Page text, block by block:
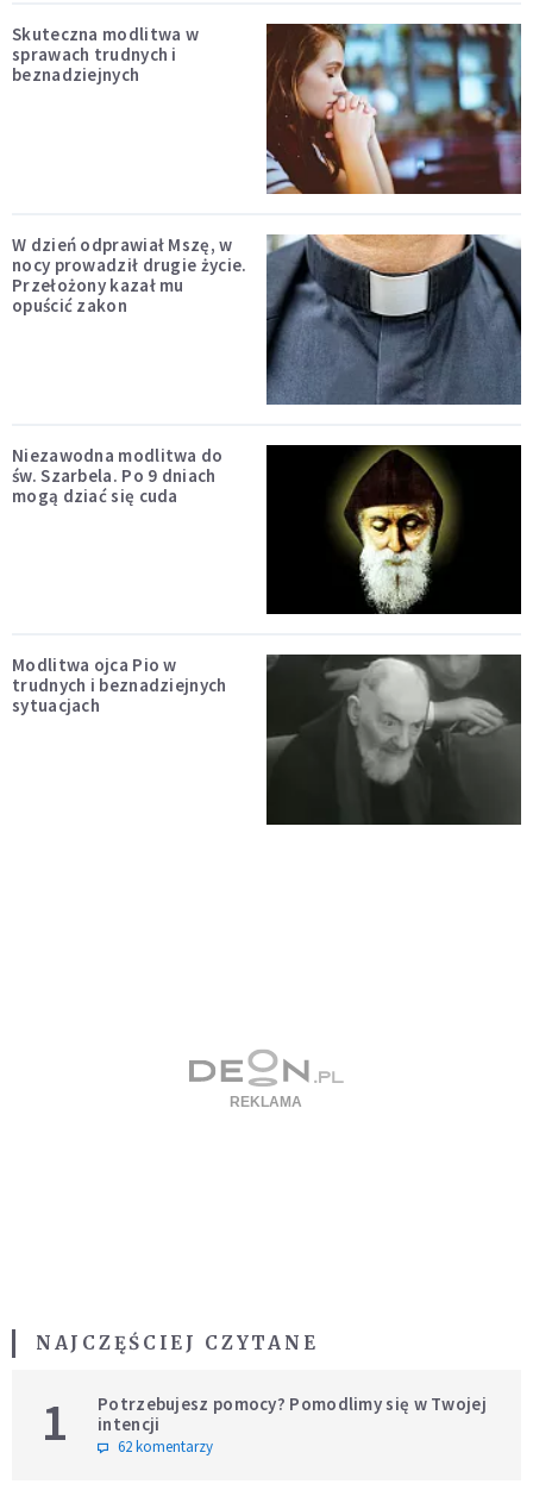
Skuteczna modlitwa w
sprawach trudnych i
beznadziejnych
W dzień odprawiał Mszę, w
nocy prowadził drugie życie.
Przełożony kazał mu
opuścić zakon
Niezawodna modlitwa do
św. Szarbela. Po 9 dniach
mogą dziać się cuda
Modlitwa ojca Pio w
trudnych i beznadziejnych
sytuacjach
NAJCZĘŚCIEJ CZYTANE
1
Potrzebujesz pomocy? Pomodlimy się w Twojej
intencji
62 komentarzy